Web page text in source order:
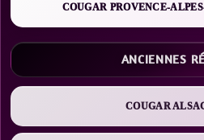
COUGAR PROVENCE-
ANCIENNES
COUGAR